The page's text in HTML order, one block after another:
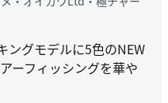
ングモデルに5色のNEW
ーフィッシングを華や